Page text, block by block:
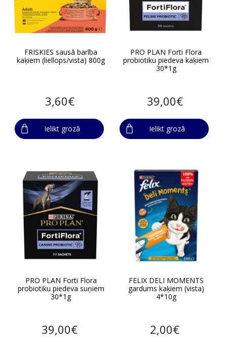
FRISKIES sausā barība
kaķiem (liellops/vista) 800g
3,60€
Ielikt grozā
PRO PLAN Forti Flora
probiotiku piedeva kaķiem
30*1g
39,00€
Ielikt grozā
PRO PLAN Forti Flora
probiotiku piedeva suņiem
30*1g
39,00€
FELIX DELI MOMENTS
gardums kaķiem (vista)
4*10g
2,00€